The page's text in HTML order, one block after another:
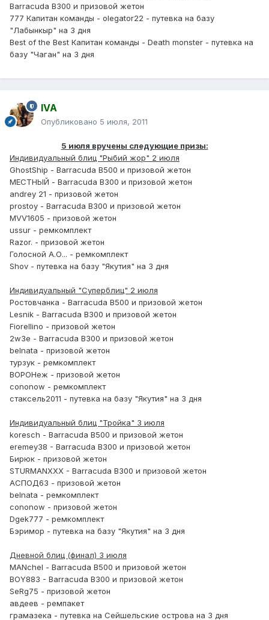
Barracuda B300 и призовой жетон
777 Капитан команды - olegator22 - путевка на базу
"Лабынкыр" на 3 дня
Best of the Best Капитан команды - Death monster - путевка на
базу "Чаган" на 3 дня
IVA
Опубликовано 5 июля, 2011
5 июля вручены следующие призы:
Индивидуальный блиц "Рыбий жор" 2 июля
GhostShip - Barracuda B500 и призовой жетон
МЕСТНЫЙ - Barracuda B300 и призовой жетон
andrey 21 - призовой жетон
prostoy - Barracuda B300 и призовой жетон
MVV1605 - призовой жетон
ussur - ремкомплект
Razor. - призовой жетон
Голосной А.О... - ремкомплект
Shov - путевка на базу "Якутия" на 3 дня
Индивидуальный "Суперблиц" 2 июля
Ростовчанка - Barracuda B500 и призовой жетон
Lesnik - Barracuda B300 и призовой жетон
Fiorellino - призовой жетон
2w3e - Barracuda B300 и призовой жетон
belnata - призовой жетон
турзук - ремкомплект
ВОРОНеж - призовой жетон
cononow - ремкомплект
стаксель2011 - путевка на базу "Якутия" на 3 дня
Индивидуальный блиц "Тройка" 3 июля
koresch - Barracuda B500 и призовой жетон
eremey38 - Barracuda B300 и призовой жетон
Бирюк - призовой жетон
STURMANXXX - Barracuda B300 и призовой жетон
АСПОД63 - призовой жетон
belnata - ремкомплект
cononow - призовой жетон
Dgek777 - ремкомплект
Бэримор - путевка на базу "Якутия" на 3 дня
Дневной блиц (финал) 3 июля
MANchel - Barracuda B500 и призовой жетон
BOY883 - Barracuda B300 и призовой жетон
SeRg75 - призовой жетон
авдеев - ремпакет
грамазека - путевка на Сейшельские острова на 3 дня